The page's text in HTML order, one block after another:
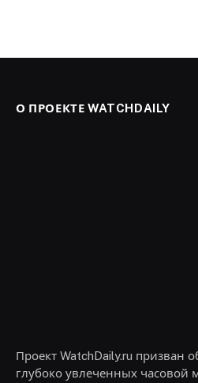
О ПРОЕКТЕ WATCHDAILY
Проект WatchDaily.ru призван
глубоко увлеченных часовой